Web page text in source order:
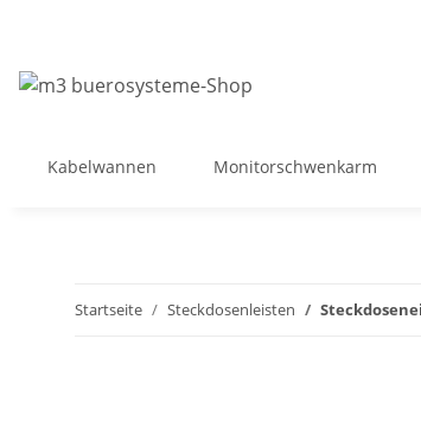
Kabelwannen Monitorschwenkarm
Startseite Steckdosenleisten